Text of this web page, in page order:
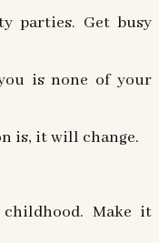
parties. Get busy
is none of your
is, it will change.
Make it